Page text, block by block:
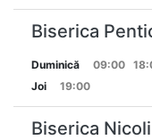
Biserica
Duminică 09:00
Joi
19:00
Biserica